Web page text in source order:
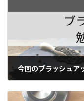
今回のブラッシュア